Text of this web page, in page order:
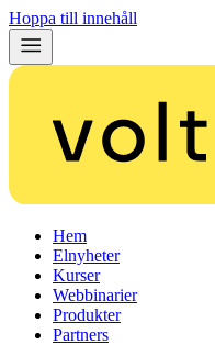
Hoppa till innehåll
Hem
Elnyheter
Kurser
Webbinarier
Produkter
Partners